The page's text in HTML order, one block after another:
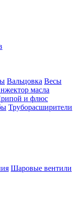
Вальцовка Весы
масла
и флюс
Труборасширители
Шаровые вентили